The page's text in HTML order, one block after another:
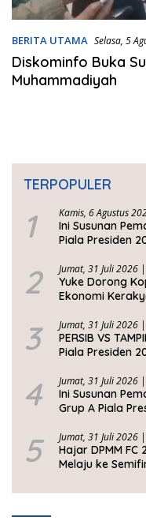
BERITA UTAMA Selasa, 5
Diskominfo Buka
Muhammadiyah
TERPOPULER
1 Kamis, 6 Agustus
Ini Susunan
Piala Presiden
2 Jumat, 31 Juli 2026
Yuke Dorong
Ekonomi
3 Jumat, 31 Juli 2026
PERSIB VS
Piala Presiden
4 Jumat, 31 Juli 2026
Ini Susunan
Grup A Piala
5 Jumat, 31 Juli 2026
Hajar DPMM FC
Melaju ke